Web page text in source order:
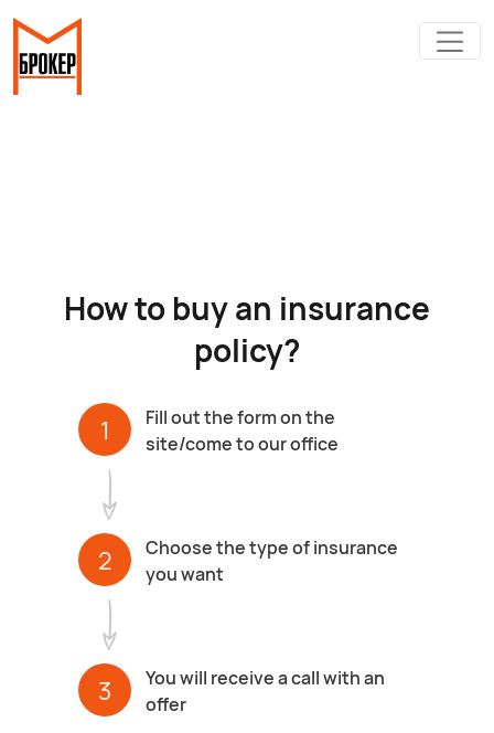
How to buy an insurance
policy?
1
Fill out the form on the
site/come to our office
2
Choose the type of insurance
you want
3
You will receive a call with an
offer